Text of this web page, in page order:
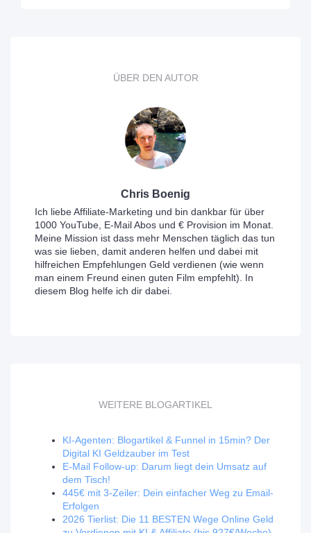
ÜBER DEN AUTOR
Chris Boenig
Ich liebe Affiliate-Marketing und bin dankbar für über
1000 YouTube, E-Mail Abos und € Provision im Monat.
Meine Mission ist dass mehr Menschen täglich das tun
was sie lieben, damit anderen helfen und dabei mit
hilfreichen Empfehlungen Geld verdienen (wie wenn
man einem Freund einen guten Film empfehlt). In
diesem Blog helfe ich dir dabei.
WEITERE BLOGARTIKEL
KI-Agenten: Blogartikel & Funnel in 15min? Der
Digital KI Geldzauber im Test
E-Mail Follow-up: Darum liegt dein Umsatz auf
dem Tisch!
445€ mit 3-Zeiler: Dein einfacher Weg zu Email-
Erfolgen
2026 Tierlist: Die 11 BESTEN Wege Online Geld